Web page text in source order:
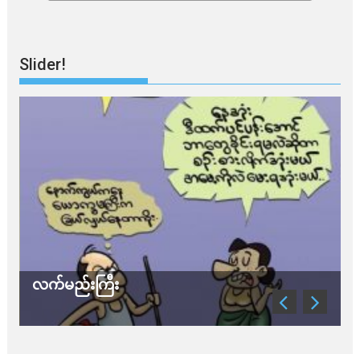
Slider!
လက်မည်းကြီး